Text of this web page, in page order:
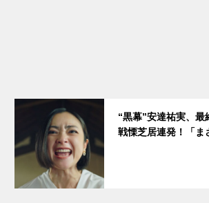
“黒幕”安達祐実、最
戦慄芝居連発！「